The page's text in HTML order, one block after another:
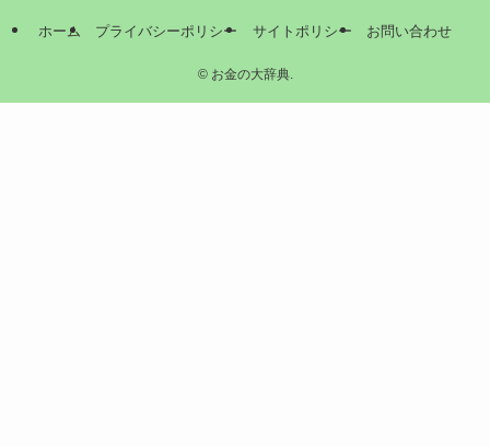
ホーム プライバシーポリシー サイトポリシー お問い合わせ
©お金の大辞典.